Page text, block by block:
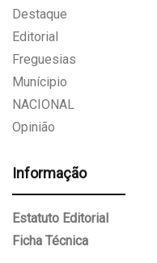
Destaque
Editorial
Freguesias
Munícipio
NACIONAL
Opinião
Informação
Estatuto Editorial
Ficha Técnica